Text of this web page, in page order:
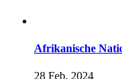
Afrikanische
28 Feb, 2024